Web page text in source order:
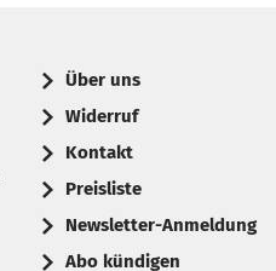
Über uns
Widerruf
Kontakt
Preisliste
Newsletter-Anmeldung
Abo kündigen